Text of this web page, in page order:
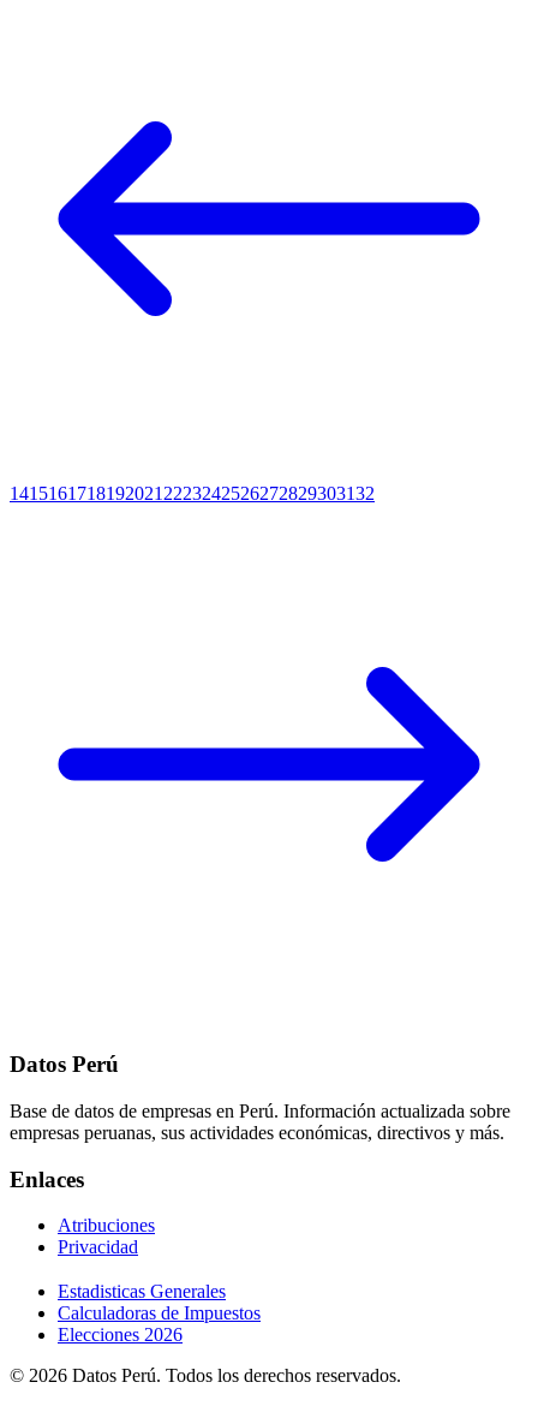
1415161718192021 2223242526272829303132
Datos Perú
Base de datos de empresas en Perú. Información actualizada sobre
empresas peruanas, sus actividades económicas, directivos y más.
Enlaces
Atribuciones
Privacidad
Estadisticas Generales
Calculadoras de Impuestos
Elecciones 2026
© 2026 Datos Perú. Todos los derechos reservados.